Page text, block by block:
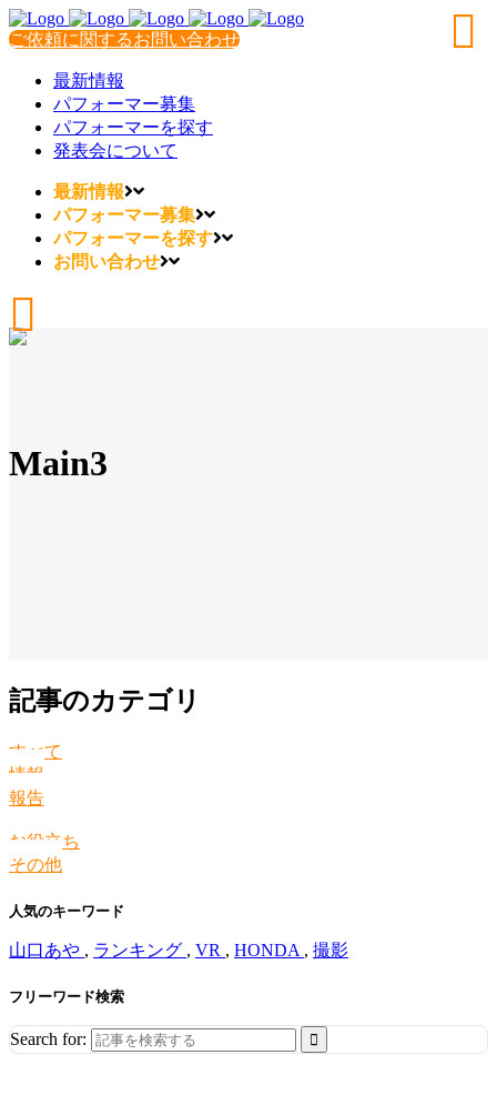
ご依頼に関するお問い合わせ
最新情報
パフォーマー募集
パフォーマーを探す
発表会について
最新情報
パフォーマー募集
パフォーマーを探す
お問い合わせ
Main3
記事のカテゴリ
すべて
情報
報告
お役立ち
その他
人気のキーワード
山口あや , ランキング , VR , HONDA , 撮影
フリーワード検索
Search for: